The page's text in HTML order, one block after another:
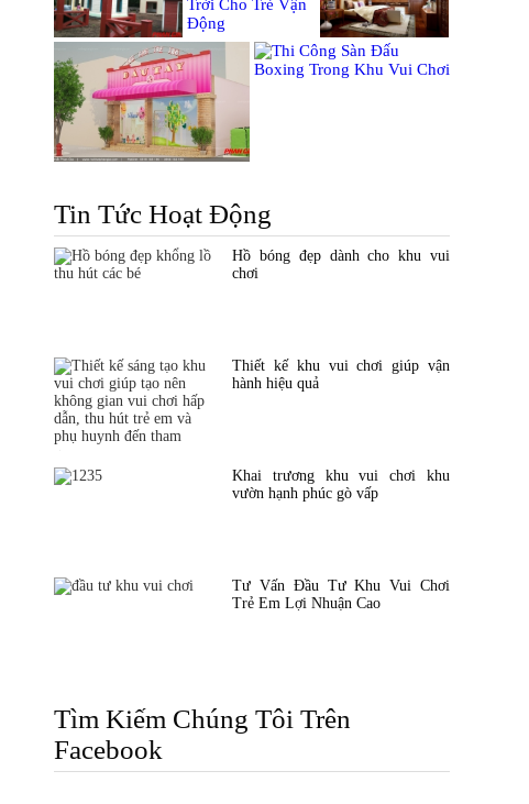
Tin Tức Hoạt Động
Hồ bóng đẹp dành cho khu vui
chơi
Thiết kế khu vui chơi giúp vận
hành hiệu quả
Khai trương khu vui chơi khu
vườn hạnh phúc gò vấp
Tư Vấn Đầu Tư Khu Vui Chơi
Trẻ Em Lợi Nhuận Cao
Tìm Kiếm Chúng Tôi Trên
Facebook